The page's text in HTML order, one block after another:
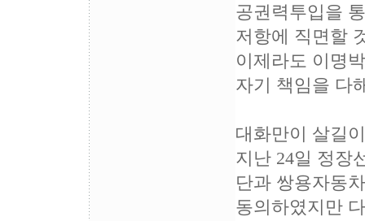
공권력투입을
저항에 직면할
이제라도 이명
자기 책임을 다
대화만이 살길
지난 24일 정장
단과 쌍용자동
동의하였지만